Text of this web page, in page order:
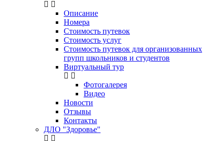
Описание
Номера
Стоимость путевок
Стоимость услуг
Стоимость путевок для организованных
групп школьников и студентов
Виртуальный тур
Фотогалерея
Видео
Новости
Отзывы
Контакты
ДЛО "Здоровье"